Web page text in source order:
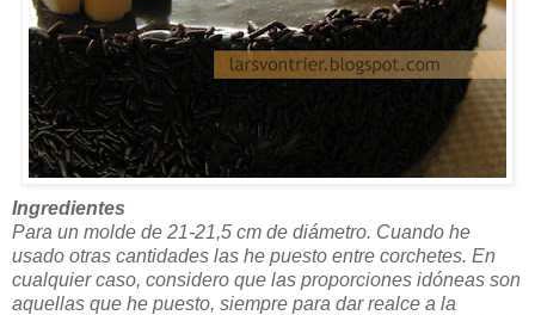
Ingredientes
Para un molde de 21-21,5 cm de diámetro. Cuando he
usado otras cantidades las he puesto entre corchetes. En
cualquier caso, considero que las proporciones idóneas son
aquellas que he puesto, siempre para dar realce a la